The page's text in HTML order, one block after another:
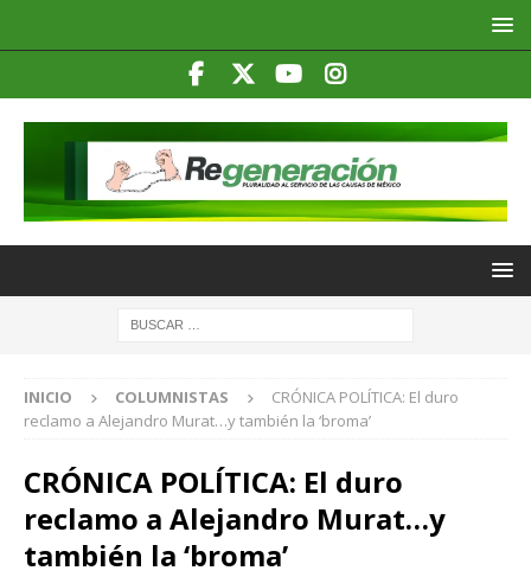
INICIO COLUMNISTAS
CRÓNICA POLÍTICA: El duro
reclamo a Alejandro Murat…y también la ‘broma’
CRÓNICA POLÍTICA: El duro
reclamo a Alejandro Murat…y
también la ‘broma’